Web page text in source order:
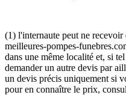
(1) l'internaute peut ne
meilleures-pompes-
dans une même localité et, si
demander un autre devis par
un devis précis uniquement si
pour en connaître le prix,